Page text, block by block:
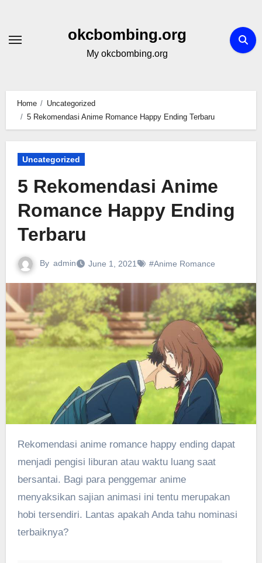
content
okcbombing.org
My okcbombing.org
Home
Uncategorized
5 Rekomendasi Anime Romance Happy Ending Terbaru
Uncategorized
5 Rekomendasi Anime
Romance Happy Ending
Terbaru
By admin June 1, 2021 #Anime Romance
Rekomendasi anime romance happy ending dapat
menjadi pengisi liburan atau waktu luang saat
bersantai. Bagi para penggemar anime
menyaksikan sajian animasi ini tentu merupakan
hobi tersendiri. Lantas apakah Anda tahu nominasi
terbaiknya?